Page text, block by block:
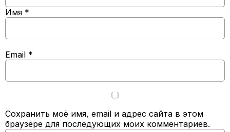
Имя *
Email *
Сохранить моё имя, email и адрес сайта в этом
браузере для последующих моих комментариев.